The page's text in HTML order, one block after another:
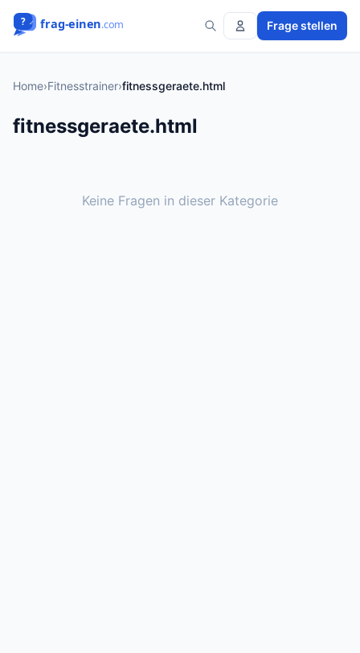
Frage stellen
Home›Fitnesstrainer›fitnessgeraete.html
fitnessgeraete.html
Keine Fragen in dieser Kategorie